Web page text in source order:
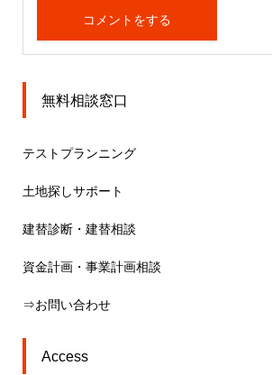
無料相談窓口
テストプランニング
土地探しサポート
建替診断・建替相談
資金計画・事業計画相談
⇒お問い合わせ
Access